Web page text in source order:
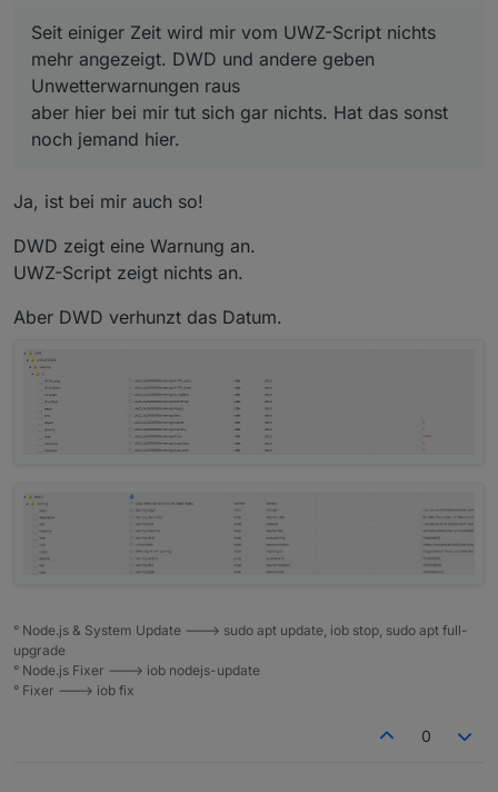
Seit einiger Zeit wird mir vom UWZ-Script nichts
mehr angezeigt. DWD und andere geben
Unwetterwarnungen raus
aber hier bei mir tut sich gar nichts. Hat das sonst
noch jemand hier.
Ja, ist bei mir auch so!
DWD zeigt eine Warnung an.
UWZ-Script zeigt nichts an.
Aber DWD verhunzt das Datum.
° Node.js & System Update ---> sudo apt update, iob stop, sudo apt full-
upgrade
° Node.js Fixer ---> iob nodejs-update
° Fixer ---> iob fix
0